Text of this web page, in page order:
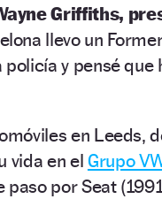
Griffiths,
llevo un
y pensé que
en Leeds,
vida en elGrupo
por Seat